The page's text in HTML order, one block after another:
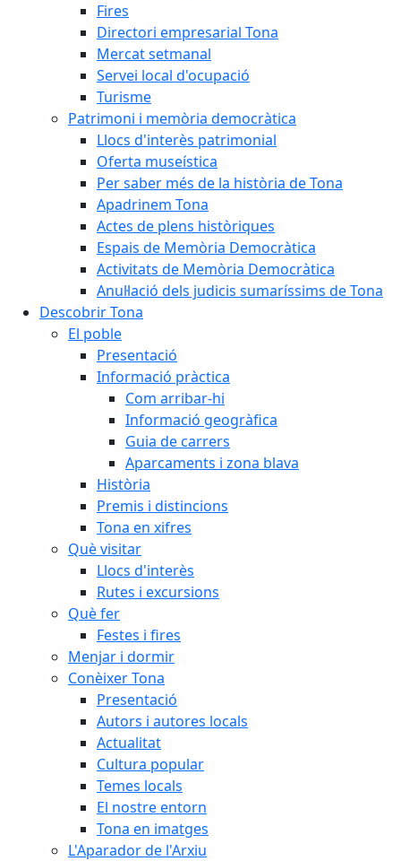
Fires
Directori empresarial Tona
Mercat setmanal
Servei local d'ocupació
Turisme
Patrimoni i memòria democràtica
Llocs d'interès patrimonial
Oferta museística
Per saber més de la història de Tona
Apadrinem Tona
Actes de plens històriques
Espais de Memòria Democràtica
Activitats de Memòria Democràtica
Anul·lació dels judicis sumaríssims de Tona
Descobrir Tona
El poble
Presentació
Informació pràctica
Com arribar-hi
Informació geogràfica
Guia de carrers
Aparcaments i zona blava
Història
Premis i distincions
Tona en xifres
Què visitar
Llocs d'interès
Rutes i excursions
Què fer
Festes i fires
Menjar i dormir
Conèixer Tona
Presentació
Autors i autores locals
Actualitat
Cultura popular
Temes locals
El nostre entorn
Tona en imatges
L'Aparador de l'Arxiu